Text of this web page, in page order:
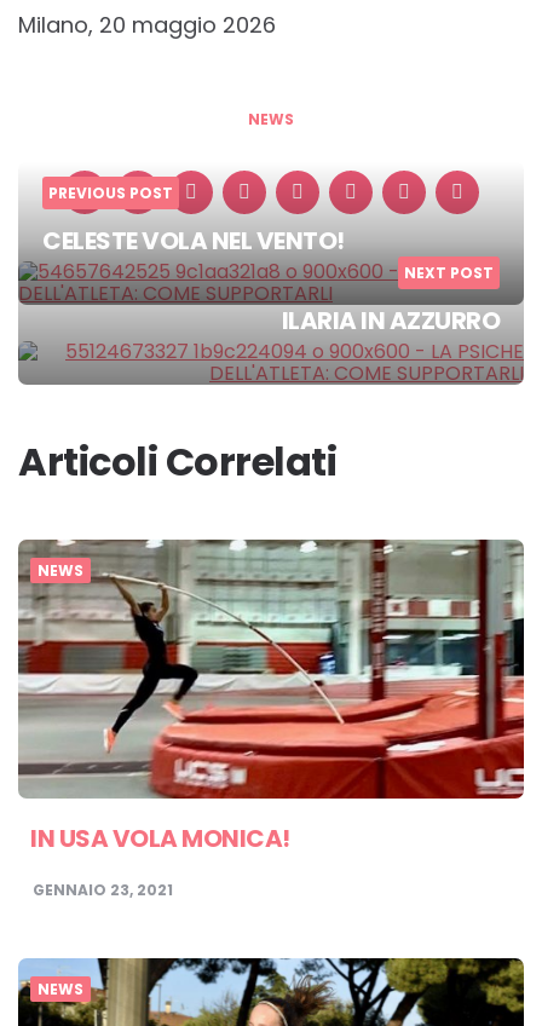
Milano, 20 maggio 2026
NEWS
Post
navigation
PREVIOUS POST
CELESTE VOLA NEL VENTO!
NEXT POST
ILARIA IN AZZURRO
Articoli Correlati
NEWS
IN USA VOLA MONICA!
GENNAIO 23, 2021
NEWS